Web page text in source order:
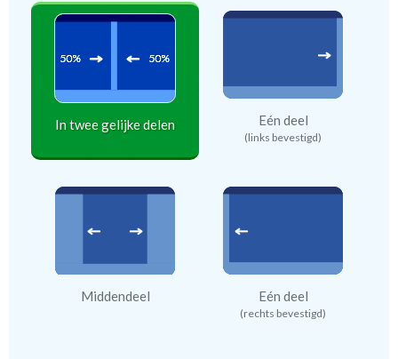
In twee gelijke delen Eén deel
(links bevestigd)
Middendeel Eén deel
(rechts bevestigd)